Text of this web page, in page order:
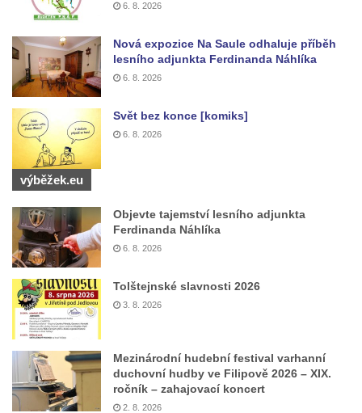
Sousoší Humanoidi na Lannově třídě v
Pomník Vojtěcha Adalberta Lanny v parku
Na Sadech v Českých Budějovicích
Pomník Přemysla Otakara II. v parku Na
Sadech v Českých Budějovicích
Socha Mateřství v parku Na Sadech v
Českých Budějovicích
Památník Otokara Mokrého v parku Na
Sadech v Českých Budějovicích
Poslední dochovaný tramvajový sloup na
Pražské třídě v Českých Budějovicích
Socha Civilizovaní na Husově třídě v
Českých Budějovicích
Socha svatého Jana Nepomuckého Na
Sadech u Mlýnské stoky v Českých
Budějovicích
Sochy brouků u Mlýnské stoky v Českých
6. 8. 2026
Nová expozice Na Saule odhaluje příběh
lesního adjunkta Ferdinanda Náhlíka
6. 8. 2026
Svět bez konce [komiks]
6. 8. 2026
výběžek.eu
Objevte tajemství lesního adjunkta
Ferdinanda Náhlíka
6. 8. 2026
Tolštejnské slavnosti 2026
3. 8. 2026
Mezinárodní hudební festival varhanní
duchovní hudby ve Filipově 2026 – XIX.
ročník – zahajovací koncert
2. 8. 2026